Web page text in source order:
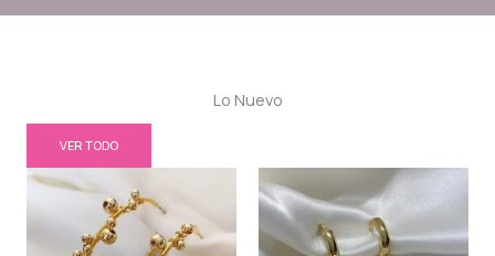
Lo Nuevo
VER TODO